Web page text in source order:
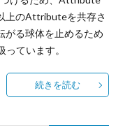
上のAttributeを共存さ
がる球体を止めるため
ています。
続きを読む